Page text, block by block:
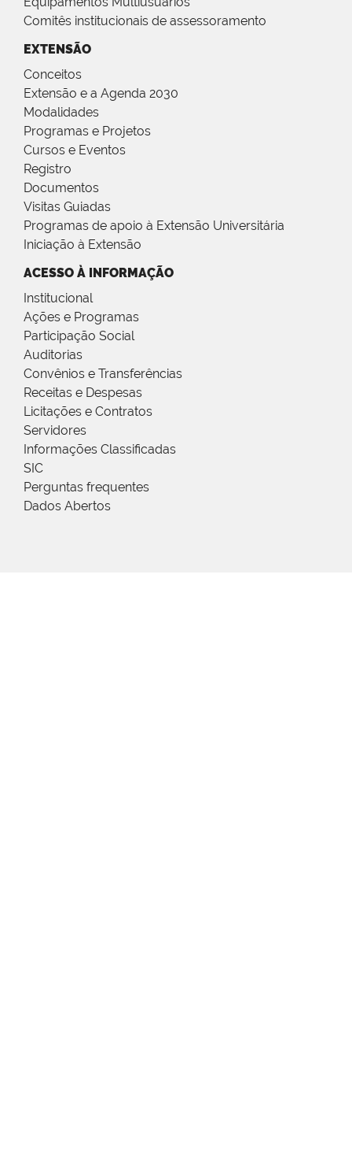
Comitês institucionais de assessoramento
EXTENSÃO
Conceitos
Extensão e a Agenda 2030
Modalidades
Programas e Projetos
Cursos e Eventos
Registro
Documentos
Visitas Guiadas
Programas de apoio à Extensão Universitária
Iniciação à Extensão
ACESSO À INFORMAÇÃO
Institucional
Ações e Programas
Participação Social
Auditorias
Convênios e Transferências
Receitas e Despesas
Licitações e Contratos
Servidores
Informações Classificadas
SIC
Perguntas frequentes
Dados Abertos